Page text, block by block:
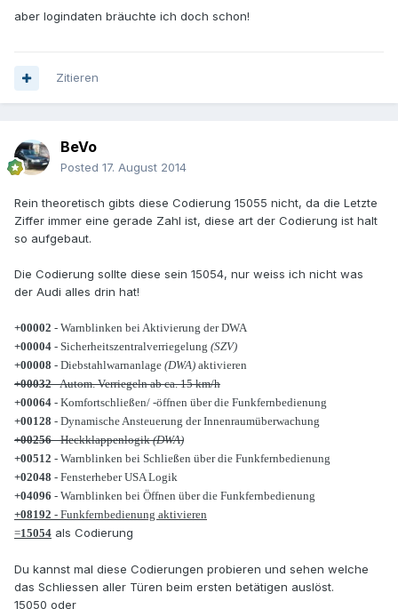
aber logindaten bräuchte ich doch schon!
Zitieren
BeVo
Posted 17. August 2014
Rein theoretisch gibts diese Codierung 15055 nicht, da die Letzte
Ziffer immer eine gerade Zahl ist, diese art der Codierung ist halt
so aufgebaut.
Die Codierung sollte diese sein 15054, nur weiss ich nicht was
der Audi alles drin hat!
+00002 - Warnblinken bei Aktivierung der DWA
+00004 - Sicherheitszentralverriegelung (SZV)
+00008 - Diebstahlwarnanlage (DWA) aktivieren
+00032- Autom. Verriegeln ab ca. 15 km/h
+00064 - Komfortschließen/ -öffnen über die Funkfernbedienung
+00128 - Dynamische Ansteuerung der Innenraumüberwachung
+00256- Heckklappenlogik(DWA)
+00512 - Warnblinken bei Schließen über die Funkfernbedienung
+02048 - Fensterheber USA Logik
+04096 - Warnblinken bei Öffnen über die Funkfernbedienung
+08192 - Funkfernbedienung aktivieren
=15054 als Codierung
Du kannst mal diese Codierungen probieren und sehen welche
das Schliessen aller Türen beim ersten betätigen auslöst.
15050 oder